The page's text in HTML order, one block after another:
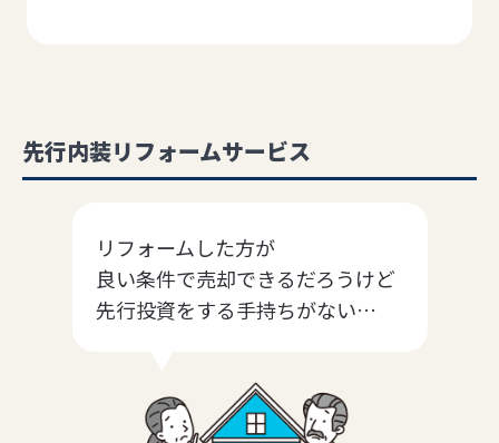
先行内装リフォームサービス
リフォームした方が
良い条件で売却できるだろうけど
先行投資をする手持ちがない…